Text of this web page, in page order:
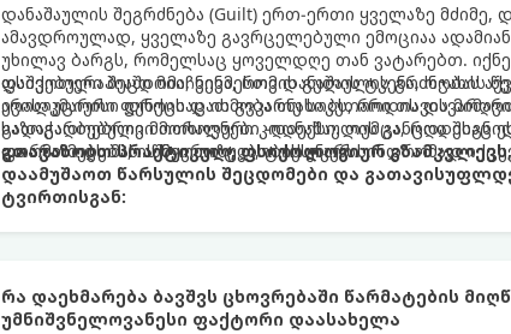
დანაშაულის შეგრძნება (Guilt) ერთ-ერთი ყველაზე მძიმე,
ამავდროულად, ყველაზე გავრცელებული ემოციაა
უხილავ ბარგს, რომელსაც ყოველდღე თან ვატარებთ.
დაშვებული შეცდომა, ვინმესთვის გულის ტკენა, ოჯახის
არასაკმარისი დროის დათმობა თუ საკუთარი თავის
გადაჭარბებული მოთხოვნები -დანაშაულის განცდა
და ართმევს მას აწმყოთი ტკბობის უნარს.
ფსიქოთერაპიაში მიიჩნევა, რომ დანაშაულის გრძნობას
ევოლუციური ფუნქციაც ის გვკარნახობს, როდის
საზოგადოებრივი მორალური კოდექსი. თუმცა, როდესაც
ფორმას იღებს, ის ნევროზულ, ტოქსიკურ სინდრომად
გთავაზობთ პრაქტიკულ, ფსიქოლოგიურ
დაამუშაოთ წარსულის შეცდომები და
ტვირთისგან:
რა დაეხმარება ბავშვს ცხოვრებაში წარმატების
უმნიშვნელოვანესი ფაქტორი დაასახელა